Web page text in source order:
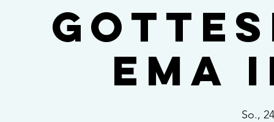
ema
So.,